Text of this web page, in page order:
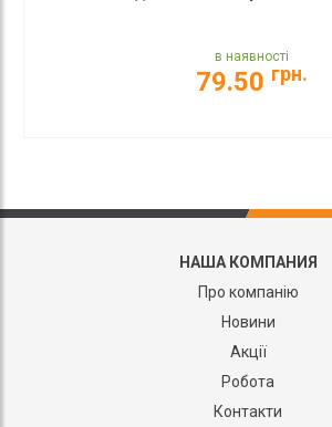
в наявності
79.50 грн.
НАША КОМПАНИЯ
Про компанію
Новини
Акції
Робота
Контакти